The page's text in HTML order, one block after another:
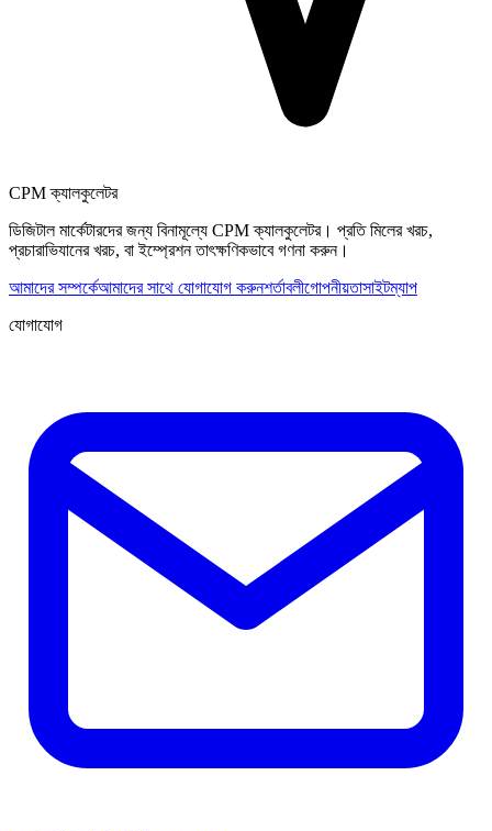
CPM ক্যালকুলেটর
ডিজিটাল মার্কেটারদের জন্য বিনামূল্যে CPM ক্যালকুলেটর। প্রতি মিলের খরচ,
প্রচারাভিযানের খরচ, বা ইম্প্রেশন তাৎক্ষণিকভাবে গণনা করুন।
আমাদের সম্পর্কেআমাদের সাথে যোগাযোগ করুনশর্তাবলীগোপনীয়তাসাইটম্যাপ
যোগাযোগ